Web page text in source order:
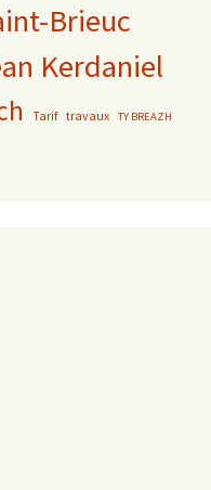
Brieuc
Kerdaniel
Tarif travaux TY BREAZH